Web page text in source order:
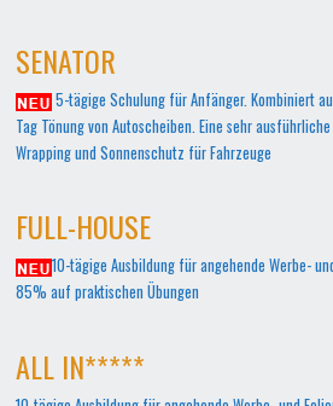
SENATOR
5-tägige Schulung für Anfänger. Kombiniert
Tag Tönung von Autoscheiben. Eine sehr
Wrapping und Sonnenschutz für Fahrzeuge
FULL-HOUSE
10-tägige Ausbildung für angehende Werbe-
85% auf praktischen Übungen
ALL IN*****